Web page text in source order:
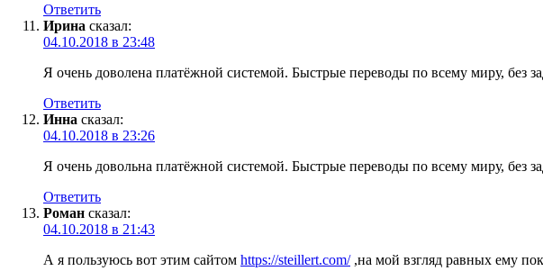
Ответить
Ирина сказал:
04.10.2018 в 23:48
Я очень доволена платёжной системой. Быстрые переводы по всему миру, без
Ответить
Инна сказал:
04.10.2018 в 23:26
Я очень довольна платёжной системой. Быстрые переводы по всему миру,
Ответить
Роман сказал:
04.10.2018 в 21:43
А я пользуюсь вот этим сайтом https://steillert.com/,на мой взгляд равных ему